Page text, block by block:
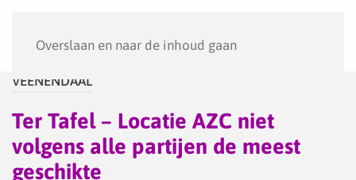
Overslaan en naar de inhoud gaan
VEENENDAAL
Ter Tafel – Locatie AZC niet
volgens alle partijen de meest
geschikte